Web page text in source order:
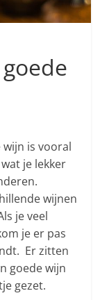
wijn is vooral
je lekker
wijnen
je veel
je er pas
Er zitten
goede wijn
gezet.